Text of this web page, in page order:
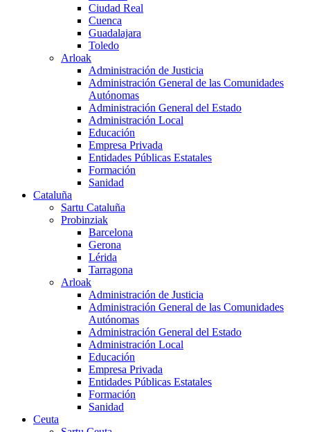
Ciudad Real
Cuenca
Guadalajara
Toledo
Arloak
Administración de Justicia
Administración General de las Comunidades
Autónomas
Administración General del Estado
Administración Local
Educación
Empresa Privada
Entidades Públicas Estatales
Formación
Sanidad
Cataluña
Sartu Cataluña
Probinziak
Barcelona
Gerona
Lérida
Tarragona
Arloak
Administración de Justicia
Administración General de las Comunidades
Autónomas
Administración General del Estado
Administración Local
Educación
Empresa Privada
Entidades Públicas Estatales
Formación
Sanidad
Ceuta